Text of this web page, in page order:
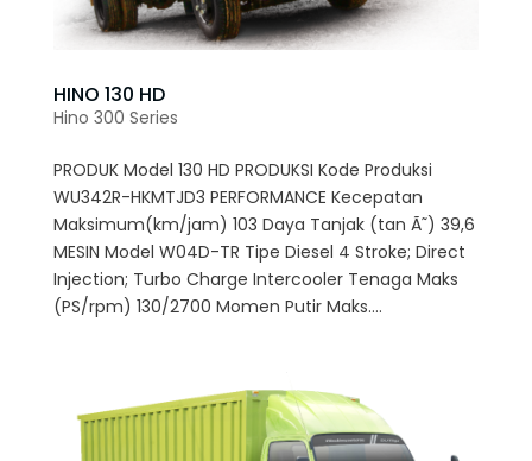
HINO 130 HD
Hino 300 Series
PRODUK Model 130 HD PRODUKSI Kode Produksi
WU342R-HKMTJD3 PERFORMANCE Kecepatan
Maksimum(km/jam) 103 Daya Tanjak (tan Ã˜) 39,6
MESIN Model W04D-TR Tipe Diesel 4 Stroke; Direct
Injection; Turbo Charge Intercooler Tenaga Maks
(PS/rpm) 130/2700 Momen Putir Maks....